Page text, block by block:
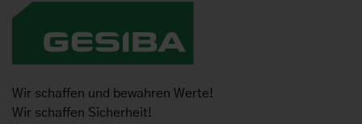
Wir schaffen und bewahren Werte!
Wir schaffen Sicherheit!